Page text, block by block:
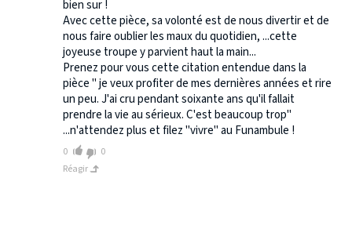
bien sur !
Avec cette pièce, sa volonté est de nous divertir et de
nous faire oublier les maux du quotidien, ...cette
joyeuse troupe y parvient haut la main...
Prenez pour vous cette citation entendue dans la
pièce " je veux profiter de mes dernières années et rire
un peu. J'ai cru pendant soixante ans qu'il fallait
prendre la vie au sérieux. C'est beaucoup trop"
...n'attendez plus et filez "vivre" au Funambule !
0
0
Réagir